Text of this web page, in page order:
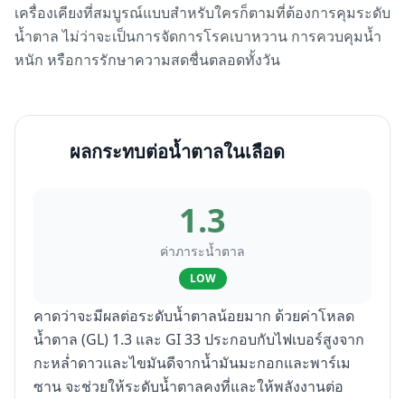
เครื่องเคียงที่สมบูรณ์แบบสำหรับใครก็ตามที่ต้องการคุมระดับ
น้ำตาล ไม่ว่าจะเป็นการจัดการโรคเบาหวาน การควบคุมน้ำ
หนัก หรือการรักษาความสดชื่นตลอดทั้งวัน
ผลกระทบต่อน้ำตาลในเลือด
1.3
ค่าภาระน้ำตาล
LOW
คาดว่าจะมีผลต่อระดับน้ำตาลน้อยมาก ด้วยค่าโหลด
น้ำตาล (GL) 1.3 และ GI 33 ประกอบกับไฟเบอร์สูงจาก
กะหล่ำดาวและไขมันดีจากน้ำมันมะกอกและพาร์เม
ซาน จะช่วยให้ระดับน้ำตาลคงที่และให้พลังงานต่อ